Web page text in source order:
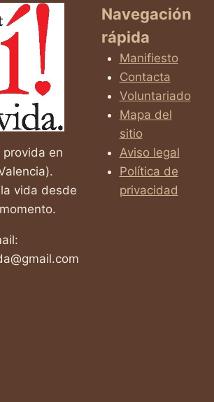
provida en
vida desde
Navegación
rápida
Manifiesto
Contacta
Voluntariado
Mapa del
sitio
Aviso legal
Política de
privacidad